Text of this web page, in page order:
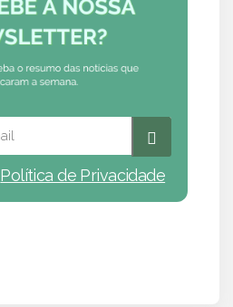
Política de Privacidade